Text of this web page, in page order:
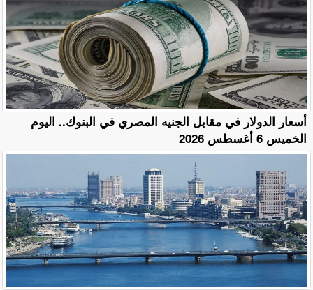
أسعار الدولار في مقابل الجنيه المصري في البنوك.. اليوم
الخميس 6 أغسطس 2026